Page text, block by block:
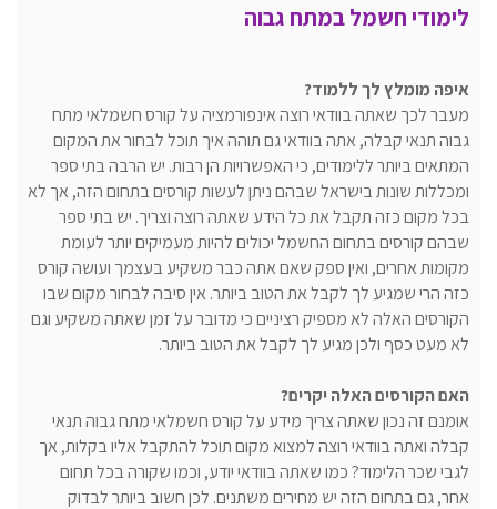
לימודי חשמל במתח גבוה
איפה מומלץ לך ללמוד?
מעבר לכך שאתה בוודאי רוצה אינפורמציה על קורס חשמלאי מתח
גבוה תנאי קבלה, אתה בוודאי גם תוהה איך תוכל לבחור את המקום
המתאים ביותר ללימודים, כי האפשרויות הן רבות. יש הרבה בתי ספר
ומכללות שונות בישראל שבהם ניתן לעשות קורסים בתחום הזה, אך לא
בכל מקום כזה תקבל את כל הידע שאתה רוצה וצריך. יש בתי ספר
שבהם קורסים בתחום החשמל יכולים להיות מעמיקים יותר לעומת
מקומות אחרים, ואין ספק שאם אתה כבר משקיע בעצמך ועושה קורס
כזה הרי שמגיע לך לקבל את הטוב ביותר. אין סיבה לבחור מקום שבו
הקורסים האלה לא מספיק רציניים כי מדובר על זמן שאתה משקיע וגם
לא מעט כסף ולכן מגיע לך לקבל את הטוב ביותר.
האם הקורסים האלה יקרים?
אומנם זה נכון שאתה צריך מידע על קורס חשמלאי מתח גבוה תנאי
קבלה ואתה בוודאי רוצה למצוא מקום תוכל להתקבל אליו בקלות, אך
לגבי שכר הלימוד? כמו שאתה בוודאי יודע, וכמו שקורה בכל תחום
אחר, גם בתחום הזה יש מחירים משתנים. לכן חשוב ביותר לבדוק